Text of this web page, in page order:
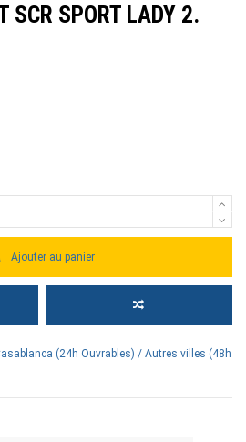
SCR SPORT LADY 2.
Ajouter au panier
(24h Ouvrables) / Autres villes (48h